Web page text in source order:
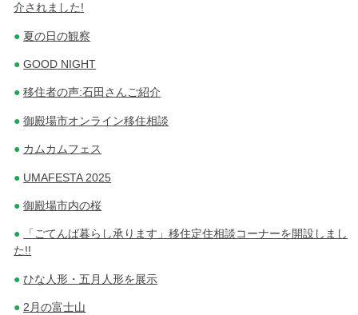
介されました!
夏の日の観察
GOOD NIGHT
移住者の声:石田さんご紹介
御殿場市オンライン移住相談
カムカムフェス
UMAFESTA 2025
御殿場市内の桜
「ごてんば暮らし承ります」移住定住相談コーナーを開設しまし
た!!
ひな人形・五月人形を展示
2月の富士山